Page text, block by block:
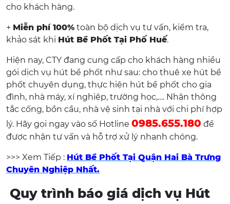
cho khách hàng.
+ Miễn phí 100% toàn bộ dịch vụ tư vấn, kiểm tra,
khảo sát khi Hút Bể Phốt Tại Phố Huế.
Hiện nay, CTY đang cung cấp cho khách hàng nhiều
gói dịch vụ hút bể phốt như sau: cho thuê xe hút bể
phốt chuyên dụng, thực hiện hút bể phốt cho gia
đình, nhà máy, xí nghiệp, trường học,…. Nhận thông
tắc cống, bồn cầu, nhà vệ sinh tại nhà với chi phí hợp
lý. Hãy gọi ngay vào số Hotline 0985.655.180 để
được nhận tư vấn và hỗ trợ xử lý nhanh chóng.
>>> Xem Tiếp : Hút Bể Phốt Tại Quận Hai Bà Trưng
Chuyên Nghiệp Nhất.
Quy trình báo giá dịch vụ Hút